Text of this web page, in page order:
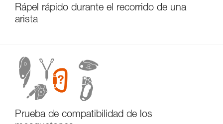
Rápel rápido durante el recorrido de una
arista
Prueba de compatibilidad de los